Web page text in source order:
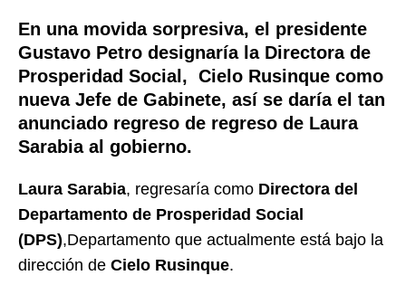
En una movida sorpresiva, el presidente
Gustavo Petro designaría la Directora de
Prosperidad Social, Cielo Rusinque como
nueva Jefe de Gabinete, así se daría el tan
anunciado regreso de regreso de Laura
Sarabia al gobierno.
Laura Sarabia, regresaría como Directora del
Departamento de Prosperidad Social
(DPS),Departamento que actualmente está bajo la
dirección de Cielo Rusinque.